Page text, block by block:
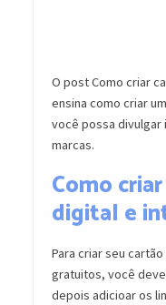
O post Como criar
ensina como criar
você possa divulgar
marcas.
Como
digital e
Para criar seu
gratuitos, você
depois adicioar os